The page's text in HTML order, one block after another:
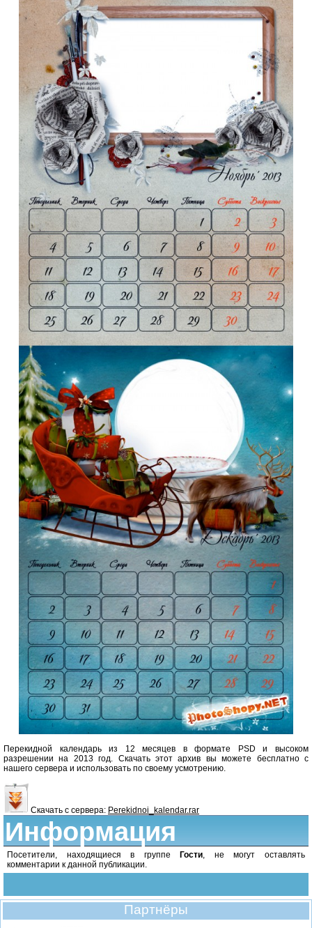
Перекидной календарь из 12 месяцев в формате PSD и высоком
разрешении на 2013 год. Скачать этот архив вы можете бесплатно с
нашего сервера и использовать по своему усмотрению.
Скачать с сервера: Perekidnoi_kalendar.rar
Информация
Посетители, находящиеся в группе Гости, не могут оставлять
комментарии к данной публикации.
Партнёры